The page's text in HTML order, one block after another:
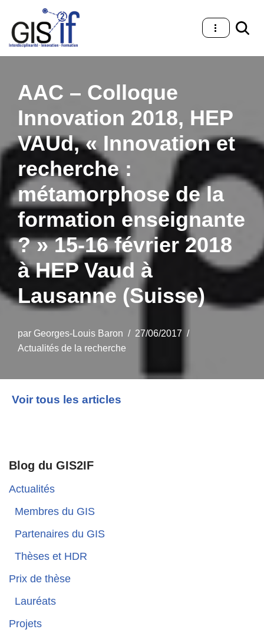
Aller
au
AAC – Colloque
Innovation 2018, HEP
VAUd, « Innovation et
recherche :
métamorphose de la
formation enseignante
? » 15-16 février 2018
à HEP Vaud à
Lausanne (Suisse)
par Georges-Louis Baron
27/06/2017
Actualités de la recherche
Voir tous les articles
Blog du GIS2IF
Actualités
Membres du GIS
Partenaires du GIS
Thèses et HDR
Prix de thèse
Lauréats
Projets